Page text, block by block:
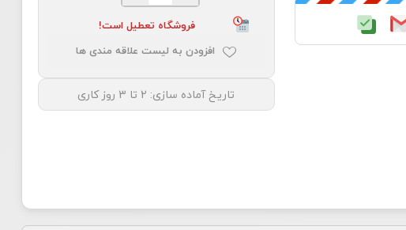
فروشگاه تعطیل است!
افزودن به لیست علاقه مندی ها
تاریخ آماده سازی: 2 تا 3 روز کاری